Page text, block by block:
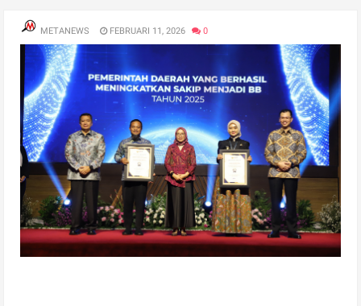
METANEWS FEBRUARI 11, 2026 0